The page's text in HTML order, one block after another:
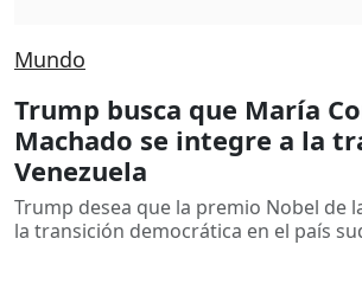
Mundo
Trump busca que María
Machado se integre a la
Venezuela
Trump desea que la premio Nobel de
la transición democrática en el país